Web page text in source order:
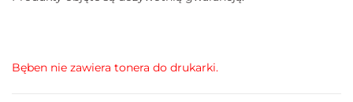
Bęben nie zawiera tonera do drukarki.